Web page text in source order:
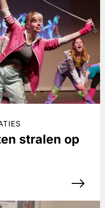
stralen op